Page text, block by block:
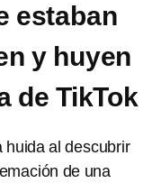
estaban
y huyen
de TikTok
huida al descubrir
de una